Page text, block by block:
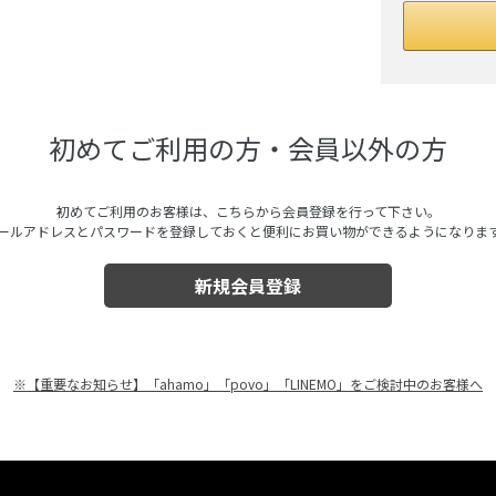
初めてご利用の方・会員以外の方
初めてご利用のお客様は、こちらから会員登録を行って下さい。
ルアドレスとパスワードを登録しておくと便利にお買い物ができるようになりま
※【重要なお知らせ】「ahamo」「povo」「LINEMO」をご検討中のお客様へ